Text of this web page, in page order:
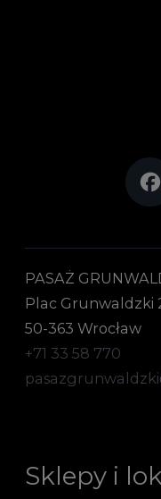
PASAŻ
Plac Grunwaldzki
50-363 Wrocław
+71 33 58 770
Sklepy i